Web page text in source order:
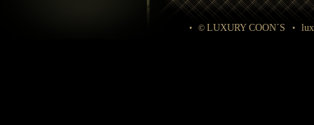
• © LUXURY COON´S •